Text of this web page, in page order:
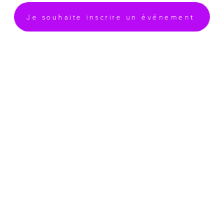
Je souhaite inscrire un événement